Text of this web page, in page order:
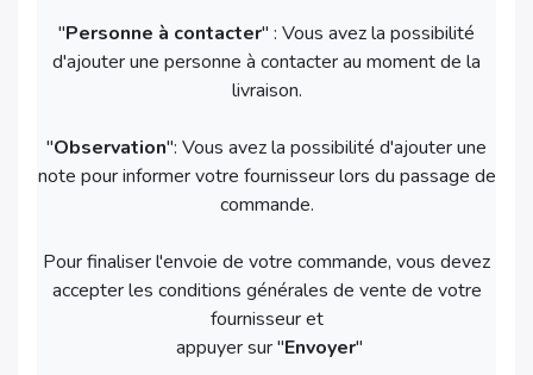
"Personne à contacter" : Vous avez la possibilité
d'ajouter une personne à contacter au moment de la
livraison.
"Observation": Vous avez la possibilité d'ajouter une
note pour informer votre fournisseur lors du passage de
commande.
Pour finaliser l'envoie de votre commande, vous devez
accepter les conditions générales de vente de votre
fournisseur et
appuyer sur "Envoyer"